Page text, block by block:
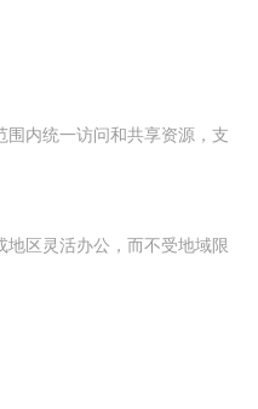
围内统一访问和共享资源，支
地区灵活办公，而不受地域限